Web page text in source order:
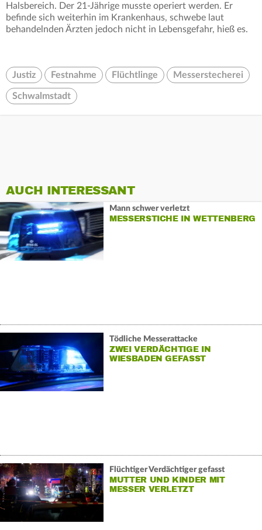
Halsbereich. Der 21-Jährige musste operiert werden. Er
befinde sich weiterhin im Krankenhaus, schwebe laut
behandelnden Ärzten jedoch nicht in Lebensgefahr, hieß es.
Justiz Festnahme Flüchtlinge Messerstecherei
Schwalmstadt
AUCH INTERESSANT
Mann schwer verletzt
MESSERSTICHE IN WETTENBERG
Tödliche Messerattacke
ZWEI VERDÄCHTIGE IN
WIESBADEN GEFASST
Flüchtiger Verdächtiger gefasst
MUTTER UND KINDER MIT
MESSER VERLETZT